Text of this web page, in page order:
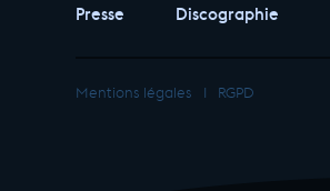
Presse Discographie
Mentions légales I RGPD